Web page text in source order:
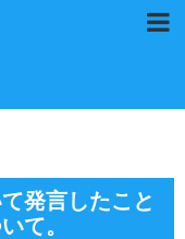
発言したこと
て。